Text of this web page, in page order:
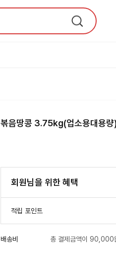
볶음땅콩 3.75kg(업소용대용
회원님을 위한 혜택
적립 포인트
배송비 총 결제금액이 90,000